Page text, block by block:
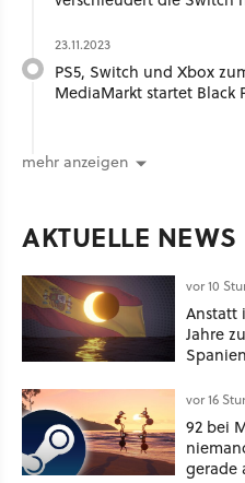
23.11.2023
PS5, Switch und Xbox
MediaMarkt startet Black
mehr anzeigen
AKTUELLE NEWS
vor 10
Anstatt
Jahre
vor 16
92 bei
gerade